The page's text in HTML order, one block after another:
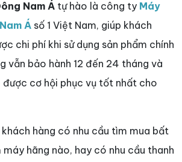
Nam Á tự hào là công ty Máy
Á số 1 Việt Nam, giúp khách
chi phí khi sử dụng sản phẩm chính
vẫn bảo hành 12 đến 24 tháng và
cơ hội phục vụ tốt nhất cho
hàng có nhu cầu tìm mua bất
máy hãng nào, hay có nhu cầu thanh